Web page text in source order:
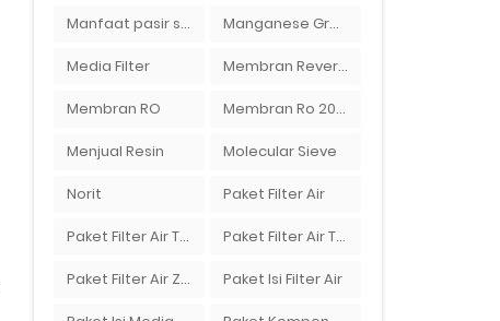
Manfaat pasir silika bagi kehidupan Manganese Greensand Plus
Media Filter Membran Reverse Osmosis
Membran RO Membran Ro 2000 GPD
Menjual Resin Molecular Sieve
Norit Paket Filter Air
Paket Filter Air Tanah Paket Filter Air Tinggal Pasang
Paket Filter Air Zat Besi Tinggi Paket Isi Filter Air